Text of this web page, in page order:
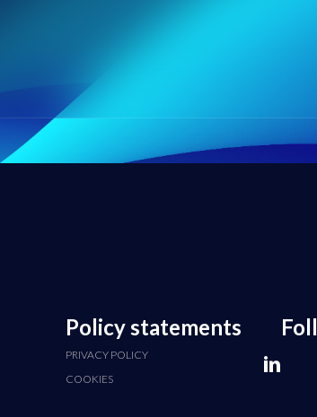
Policy statements
PRIVACY POLICY
COOKIES